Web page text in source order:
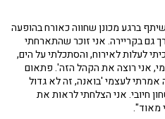
ברגע מכונן שחווה כאורח בהופעה
גם בקריירה. אני זוכר שהתארחתי
לעלות לאירוח, והסתכלתי על הים,
אני רוצה את הקהל הזה'. פתאום
לעצמי 'בואנה, זה לא גדול
חיובי. אני הצלחתי לראות את
מאוד".